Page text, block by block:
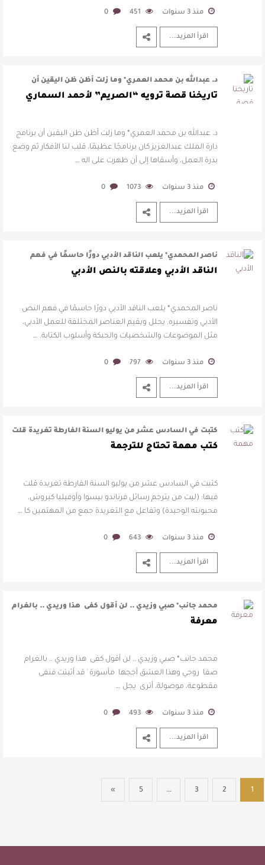
منذ 3 سنوات 451
0
اقرأ المزيد...
د. عبدالله بن محمد العمري* وما زلت أظن ظن اليقين أن
برنامج دارة الملك عبدالعزيز …
تاريخنا قصة ترويه “الصريم” لأحمد السماري
د. عبدالله بن محمد العمري* وما زلت أظن ظن اليقين أن برنامج
دارة الملك عبدالعزيز كان برنامجًا عظيمًا، قلب لنا الأفكار ثم وضع
بذرة العمل، وأسقاها إلى أن ظهرت على اله …
منذ 3 سنوات 1073
0
اقرأ المزيد...
ناصر المحمدي* يلعب الناقد الأدبي دورًا حاسمًا في فهم
النص الأدبي وتفسيره. يحلل و …
الناقد الأدبي وعلاقته بالنص الأدبي
ناصر المحمدي* يلعب الناقد الأدبي دورًا حاسمًا في فهم النص
الأدبي وتفسيره. يحلل ويقيم العناصر المختلفة للعمل الأدبي،
مثل الموضوعات والشخصيات والحبكة وأسلوب الكتابة. …
منذ 3 سنوات 797
0
اقرأ المزيد...
كتبت في السادس عشر من يوليو السنة الفارطة تغريدة قلت
فيها: (ليت من يترجم رسائل ف …
كتب مهمة تحتاج للترجمة
كتبت في السادس عشر من يوليو السنة الفارطة تغريدة قلت
فيها: (ليت من يترجم رسائل فرناندو بيسوا وأوفيليا كيروش،
محبوبته الوحيدة) وتفاعل مع التغريدة جمع من المهتمين كا …
منذ 3 سنوات 643
0
اقرأ المزيد...
‏‏محمد جانب* ‏صبي وزيدي .. لن أقول كفى ‏هذا وريدي .. بالغرام
صفا ‏روحي وهذا ال …
معرفة
‏‏محمد جانب* ‏صبي وزيدي .. لن أقول كفى ‏هذا وريدي .. بالغرام
صفا ‏روحي وهذا العشق أججها ‏مأسورة ' قد أثبتت فنفى
‏مقطوعة، موصولة، أترى ‏يجل …
منذ 3 سنوات 493
0
اقرأ المزيد...
1
2
3
…
5
»